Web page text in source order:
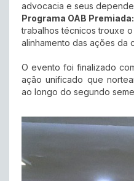
advocacia e seus
Programa OAB Premiada:
trabalhos técnicos trouxe
alinhamento das ações da
O evento foi finalizado
ação unificado que
ao longo do segundo